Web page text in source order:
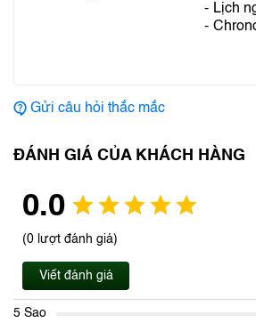
Lịch
Gửi câu hỏi thắc mắc
ĐÁNH GIÁ CỦA KHÁCH HÀNG
0.0
(0 lượt đánh giá)
Viết đánh giá
5 Sao